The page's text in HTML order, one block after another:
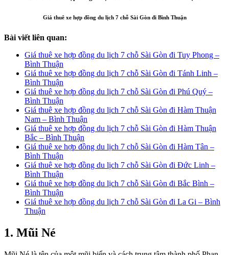
Giá thuê xe hợp đồng du lịch 7 chỗ Sài Gòn đi Bình Thuận
Bài viết liên quan:
Giá thuê xe hợp đồng du lịch 7 chỗ Sài Gòn đi Tuy Phong –
Bình Thuận
Giá thuê xe hợp đồng du lịch 7 chỗ Sài Gòn đi Tánh Linh –
Bình Thuận
Giá thuê xe hợp đồng du lịch 7 chỗ Sài Gòn đi Phú Quý –
Bình Thuận
Giá thuê xe hợp đồng du lịch 7 chỗ Sài Gòn đi Hàm Thuận
Nam – Bình Thuận
Giá thuê xe hợp đồng du lịch 7 chỗ Sài Gòn đi Hàm Thuận
Bắc – Bình Thuận
Giá thuê xe hợp đồng du lịch 7 chỗ Sài Gòn đi Hàm Tân –
Bình Thuận
Giá thuê xe hợp đồng du lịch 7 chỗ Sài Gòn đi Đức Linh –
Bình Thuận
Giá thuê xe hợp đồng du lịch 7 chỗ Sài Gòn đi Bắc Bình –
Bình Thuận
Giá thuê xe hợp đồng du lịch 7 chỗ Sài Gòn đi La Gi – Bình
Thuận
1. Mũi Né